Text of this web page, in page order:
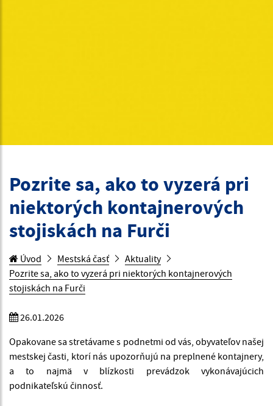
Pozrite sa, ako to vyzerá pri
niektorých kontajnerových
stojiskách na Furči
Úvod Mestská časť
Aktuality
Pozrite sa, ako to vyzerá pri niektorých kontajnerových
stojiskách na Furči
26.01.2026
Opakovane sa stretávame s podnetmi od vás, obyvateľov našej
mestskej časti, ktorí nás upozorňujú na preplnené kontajnery,
a to najmä v blízkosti prevádzok vykonávajúcich
podnikateľskú činnosť.